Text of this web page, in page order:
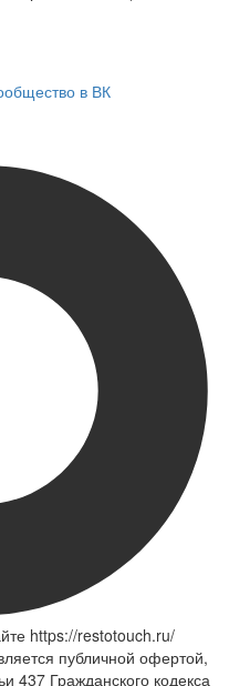
в ВК
https://restotouch.ru/
публичной офертой,
437 Гражданского кодекса